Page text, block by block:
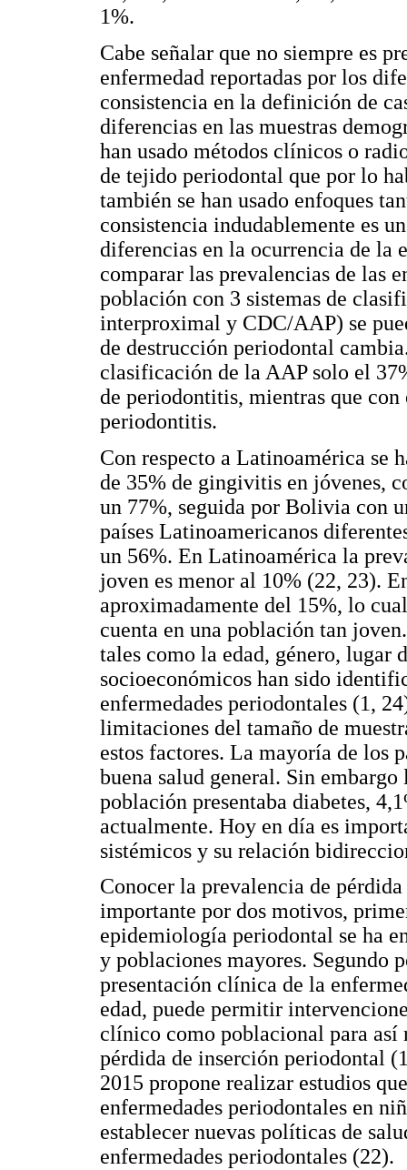
1%.
Cabe señalar que no siempre es
enfermedad reportadas por los
consistencia en la definición de
diferencias en las muestras
han usado métodos clínicos o
de tejido periodontal que por lo
también se han usado enfoques
consistencia indudablemente es
diferencias en la ocurrencia de la
comparar las prevalencias de las
población con 3 sistemas de
interproximal y CDC/AAP) se
de destrucción periodontal
clasificación de la AAP solo el
de periodontitis, mientras que
periodontitis.
Con respecto a Latinoamérica se
de 35% de gingivitis en jóvenes,
un 77%, seguida por Bolivia con
países Latinoamericanos
un 56%. En Latinoamérica la
joven es menor al 10% (22, 23).
aproximadamente del 15%, lo
cuenta en una población tan
tales como la edad, género, lugar
socioeconómicos han sido
enfermedades periodontales (1,
limitaciones del tamaño de
estos factores. La mayoría de los
buena salud general. Sin
población presentaba diabetes,
actualmente. Hoy en día es
sistémicos y su relación
Conocer la prevalencia de
importante por dos motivos,
epidemiología periodontal se ha
y poblaciones mayores. Segundo
presentación clínica de la
edad, puede permitir
clínico como poblacional para
pérdida de inserción periodontal
2015 propone realizar estudios
enfermedades periodontales en
establecer nuevas políticas de
enfermedades periodontales (22).